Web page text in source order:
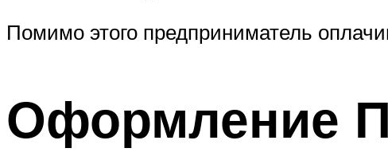
Помимо этого предприниматель
Оформление